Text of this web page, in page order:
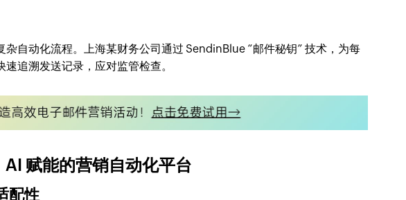
杂自动化流程。上海某财务公司通过 SendinBlue “邮件秘钥” 技术，为每
追溯发送记录，应对监管检查。
赋能的营销自动化平台
配性